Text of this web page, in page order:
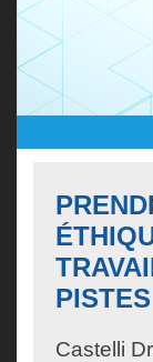
Castelli